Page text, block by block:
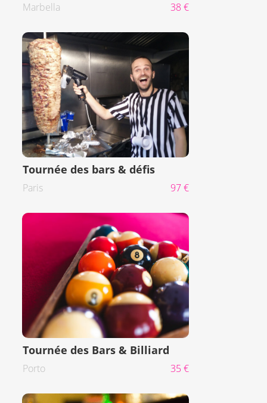
Marbella 38 €
Tournée des bars & défis
Paris 97 €
Tournée des Bars & Billiard
Porto 35 €